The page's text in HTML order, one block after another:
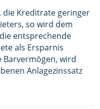
die Kreditrate geringer
so wird dem
entsprechende
als Ersparnis
Barvermögen, wird
Anlagezinssatz